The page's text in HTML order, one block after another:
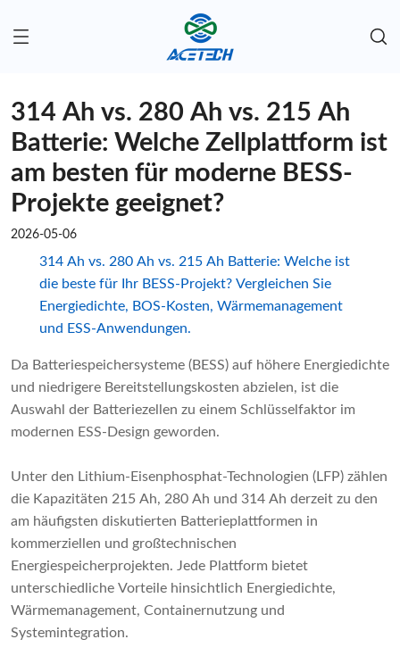
314 Ah vs. 280 Ah vs. 215 Ah
Batterie: Welche Zellplattform ist
am besten für moderne BESS-
Projekte geeignet?
2026-05-06
314 Ah vs. 280 Ah vs. 215 Ah Batterie: Welche ist
die beste für Ihr BESS-Projekt? Vergleichen Sie
Energiedichte, BOS-Kosten, Wärmemanagement
und ESS-Anwendungen.
Da Batteriespeichersysteme (BESS) auf höhere Energiedichte
und niedrigere Bereitstellungskosten abzielen, ist die
Auswahl der Batteriezellen zu einem Schlüsselfaktor im
modernen ESS-Design geworden.
Unter den Lithium-Eisenphosphat-Technologien (LFP) zählen
die Kapazitäten 215 Ah, 280 Ah und 314 Ah derzeit zu den
am häufigsten diskutierten Batterieplattformen in
kommerziellen und großtechnischen
Energiespeicherprojekten. Jede Plattform bietet
unterschiedliche Vorteile hinsichtlich Energiedichte,
Wärmemanagement, Containernutzung und
Systemintegration.